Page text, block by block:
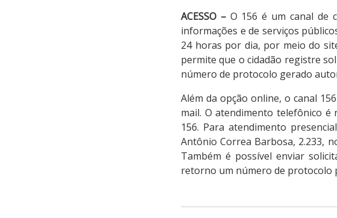
ACESSO – O 156 é um canal de
informações e de serviços
24 horas por dia, por meio do
permite que o cidadão registre
número de protocolo gerado
Além da opção online, o canal
mail. O atendimento telefônico é
156. Para atendimento
Antônio Correa Barbosa, 2.233,
Também é possível enviar
retorno um número de protocolo